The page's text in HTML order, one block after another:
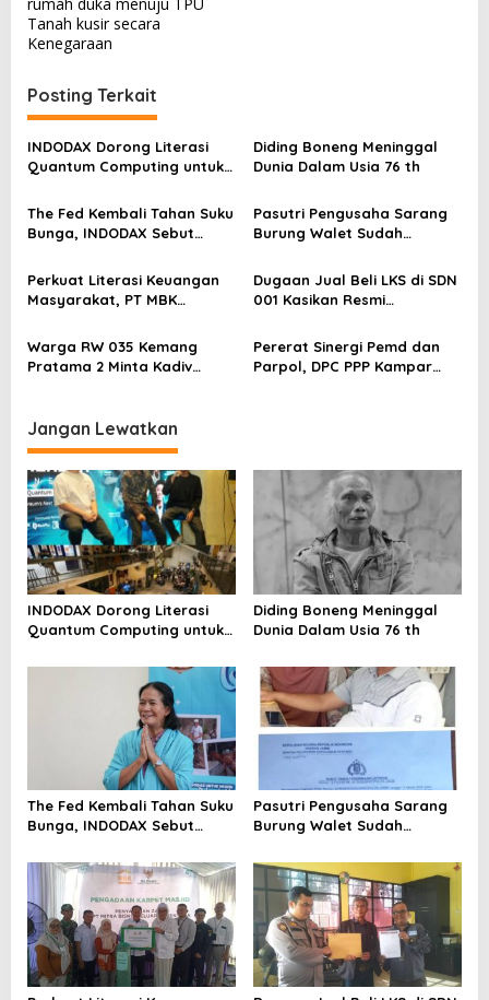
g
a
s
i
p
o
s
Tanah kusir secara
Kenegaraan
Posting Terkait
INDODAX Dorong Literasi
Quantum Computing untuk
Blockchain
Diding Boneng Meninggal
Dunia Dalam Usia 76 th
The Fed Kembali Tahan Suku
Bunga, INDODAX Sebut
Sentimen Pasar
Pasutri Pengusaha Sarang
Burung Walet Sudah
Pelapor Desak Polda Jambi
Segera Lakukan Penahanan
Perkuat Literasi Keuangan
Masyarakat, PT MBK
Karpet Masjid di Pakuhaji
Dugaan Jual Beli LKS di SDN
001 Kasikan Resmi
Kampar, Pemred – Pimum
Metroterkini.id Desak Usut
Kasus Ini
Warga RW 035 Kemang
Pratama 2 Minta Kadiv
Metro Bekasi Kota
Pererat Sinergi Pemd dan
Parpol, DPC PPP Kampar
Jangan Lewatkan
INDODAX Dorong Literasi
Quantum Computing untuk
Blockchain
Diding Boneng Meninggal
Dunia Dalam Usia 76 th
The Fed Kembali Tahan Suku
Bunga, INDODAX Sebut
Sentimen Pasar
Pasutri Pengusaha Sarang
Burung Walet Sudah
Pelapor Desak Polda Jambi
Segera Lakukan Penahanan